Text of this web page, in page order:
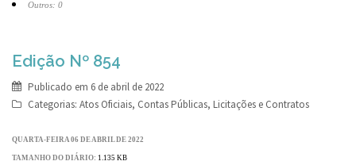
Outros: 0
Edição Nº 854
Publicado em 6 de abril de 2022
Categorias: Atos Oficiais, Contas Públicas, Licitações e Contratos
QUARTA-FEIRA 06 DE ABRIL DE 2022
TAMANHO DO DIÁRIO: 1.135 KB